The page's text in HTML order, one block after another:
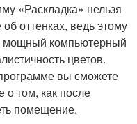
«Раскладка» нельзя
оттенках, ведь этому
мощный компьютерный
цветов.
вы сможете
о том, как после
помещение.